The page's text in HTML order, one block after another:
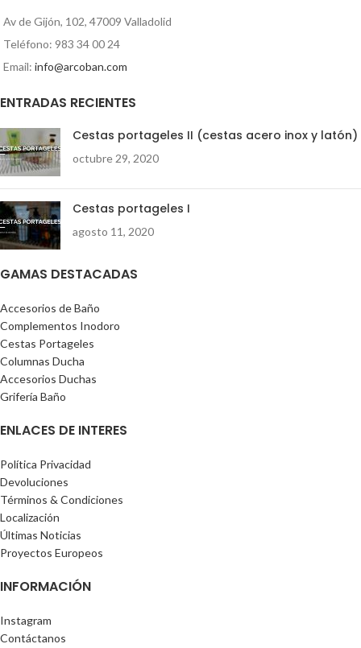
Av de Gijón, 102, 47009 Valladolid
Teléfono: 983 34 00 24
Email: info@arcoban.com
ENTRADAS RECIENTES
Cestas portageles II (cestas acero inox y latón)
octubre 29, 2020
Cestas portageles I
agosto 11, 2020
GAMAS DESTACADAS
Accesorios de Baño
Complementos Inodoro
Cestas Portageles
Columnas Ducha
Accesorios Duchas
Grifería Baño
ENLACES DE INTERES
Política Privacidad
Devoluciones
Términos & Condiciones
Localización
Últimas Noticias
Proyectos Europeos
INFORMACIÓN
Instagram
Contáctanos